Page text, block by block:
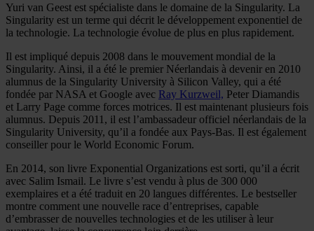
Yuri van Geest est spécialiste dans le domaine de la Singularity. La
Singularity est un terme qui décrit le développement exponentiel de
la technologie. La technologie évolue de plus en plus rapidement.
Il est impliqué depuis 2008 dans le mouvement mondial de la
Singularity. Ainsi, il a été le premier Néerlandais à devenir en 2010
alumnus de la Singularity University à Silicon Valley, qui a été
fondée par NASA et Google avec Ray Kurzweil, Peter Diamandis
et Larry Page comme forces motrices. Il est maintenant plusieurs fois
alumnus. Depuis 2011, il est l’ambassadeur officiel néerlandais de la
Singularity University, qu’il a fondée aux Pays-Bas. Il est également
conseiller pour le World Economic Forum.
En 2014, son livre Exponential Organizations est sorti, qu’il a écrit
avec Salim Ismail. Le livre s’est vendu à plus de 300 000
exemplaires et a été traduit en 20 langues différentes. Le bestseller
montre comment une nouvelle race d’entreprises, capable
d’embrasser de nouvelles technologies et de les utiliser à leur